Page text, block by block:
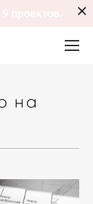
на